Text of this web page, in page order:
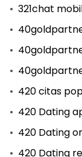
321chat
420 citas
420 Dating
420 Dating
420 Dating